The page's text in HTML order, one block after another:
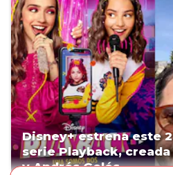
Disney+ estrena este
serie Playback, creada
y Andrés Gelós